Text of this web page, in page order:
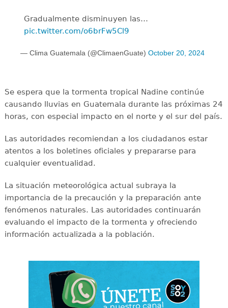
Gradualmente disminuyen las…
pic.twitter.com/o6brFw5Cl9
— Clima Guatemala (@ClimaenGuate) October 20, 2024
Se espera que la tormenta tropical Nadine continúe
causando lluvias en Guatemala durante las próximas 24
horas, con especial impacto en el norte y el sur del país.
Las autoridades recomiendan a los ciudadanos estar
atentos a los boletines oficiales y prepararse para
cualquier eventualidad.
La situación meteorológica actual subraya la
importancia de la precaución y la preparación ante
fenómenos naturales. Las autoridades continuarán
evaluando el impacto de la tormenta y ofreciendo
información actualizada a la población.